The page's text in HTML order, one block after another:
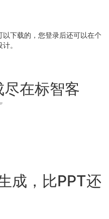
下载的，您登录后还可以在个
。
在标智客
成，比PPT还